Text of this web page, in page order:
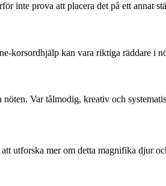
inte prova att placera det på ett annat
korsordhjälp kan vara riktiga räddare i
Var tålmodig, kreativ och
utforska mer om detta magnifika djur